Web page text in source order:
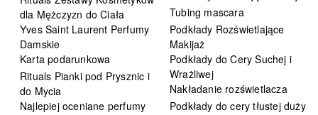
dla Mężczyzn do Ciała
Yves Saint Laurent Perfumy
Damskie
Karta podarunkowa
Rituals Pianki pod Prysznic i
do Mycia
Najlepiej oceniane perfumy
Tubing mascara
Podkłady Rozświetlające
Makijaż
Podkłady do Cery Suchej i
Wrażliwej
Nakładanie rozświetlacza
Podkłady do cery tłustej duży